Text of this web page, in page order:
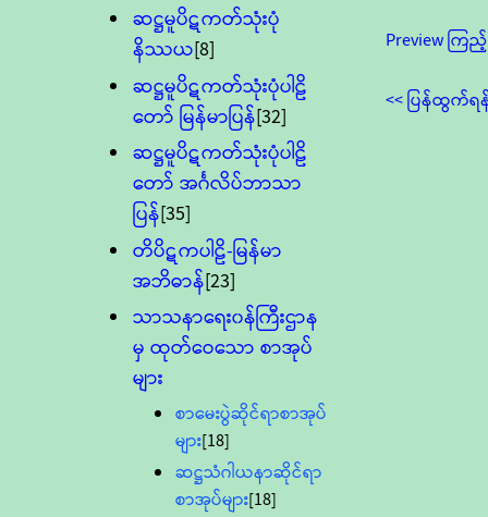
ဆဋ္ဌမူပိဋကတ်သုံးပုံ
နိဿယ[8]
ဆဋ္ဌမူပိဋကတ်သုံးပုံပါဠိ
တော် မြန်မာပြန်[32]
ဆဋ္ဌမူပိဋကတ်သုံးပုံပါဠိ
တော် အင်္ဂလိပ်ဘာသာ
ပြန်[35]
တိပိဋကပါဠိ-မြန်မာ
အဘိဓာန်[23]
သာသနာရေး၀န်ကြီးဌာန
မှ ထုတ်ဝေသော စာအုပ်
များ
စာမေးပွဲဆိုင်ရာစာအုပ်
များ[18]
ဆဋ္ဌသံဂါယနာဆိုင်ရာ
စာအုပ်များ[18]
Preview ကြ
<< ပြန်ထွက်ရ